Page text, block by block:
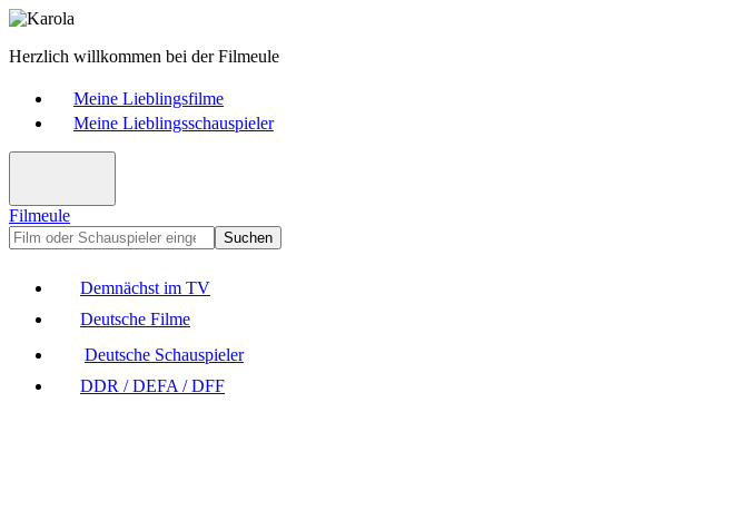
Herzlich willkommen bei der Filmeule
Meine Lieblingsfilme
Meine Lieblingsschauspieler
Filmeule
Suchen
Demnächst im TV
Deutsche Filme
Deutsche Schauspieler
DDR / DEFA / DFF